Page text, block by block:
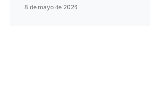
8 de mayo de 2026